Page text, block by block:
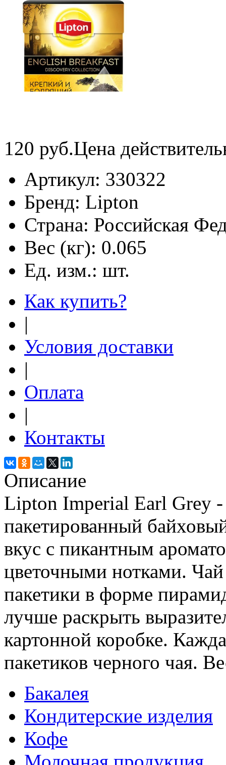
120 руб.Цена
Артикул: 330322
Бренд: Lipton
Страна: Российская
Вес (кг): 0.065
Ед. изм.: шт.
Как купить?
|
Условия доставки
|
Оплата
|
Контакты
Описание
Lipton Imperial Earl Grey
пакетированный
вкус с пикантным
цветочными нотками. Чай
пакетики в форме
лучше раскрыть
картонной коробке.
пакетиков черного чая.
Бакалея
Кондитерские изделия
Кофе